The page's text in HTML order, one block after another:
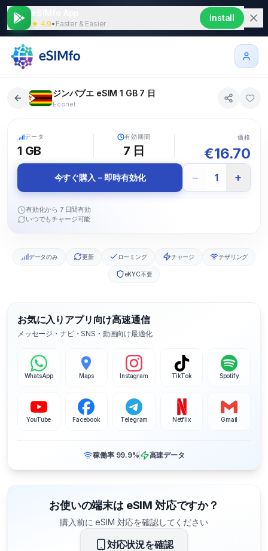
★ 4.9• Faster & Easier
Install
ジンバブエ eSIM 1 GB 7 日
Econet
データ
1 GB
有効期間
7 日
価格
€16.70
今すぐ購入 – 即時有効化 − 1 +
有効化から 7 日間有効
いつでもチャージ可能
データのみ 更新 ローミング チャージ テザリング
eKYC不要
お気に入りアプリ向け高速通信
メッセージ・ナビ・SNS・動画向け最適化
WhatsApp Maps Instagram TikTok Spotify
YouTube Facebook Telegram Netflix Gmail
稼働率 99.9% 高速データ
お使いの端末は eSIM 対応ですか？
購入前に eSIM 対応を確認してください
対応状況を確認